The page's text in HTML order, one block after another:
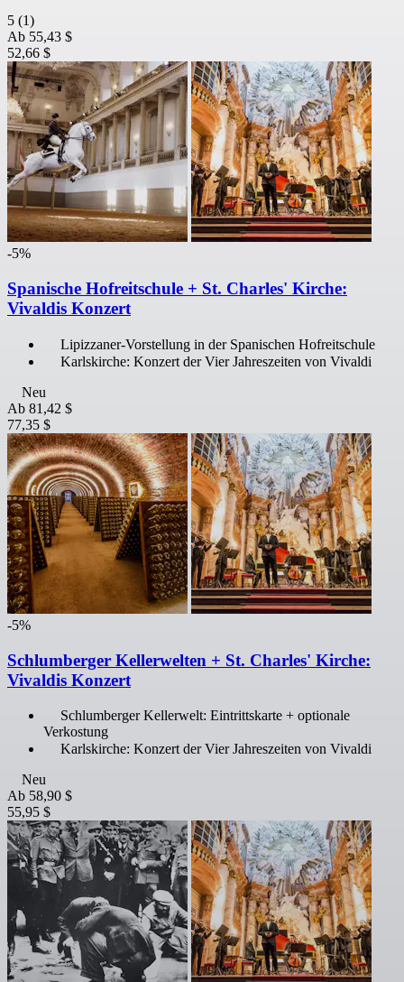
5 (1)
Ab 55,43 $
52,66 $
-5%
Spanische Hofreitschule + St. Charles' Kirche:
Vivaldis Konzert
Lipizzaner-Vorstellung in der Spanischen Hofreitschule
Karlskirche: Konzert der Vier Jahreszeiten von Vivaldi
Neu
Ab 81,42 $
77,35 $
-5%
Schlumberger Kellerwelten + St. Charles' Kirche:
Vivaldis Konzert
Schlumberger Kellerwelt: Eintrittskarte + optionale
Verkostung
Karlskirche: Konzert der Vier Jahreszeiten von Vivaldi
Neu
Ab 58,90 $
55,95 $